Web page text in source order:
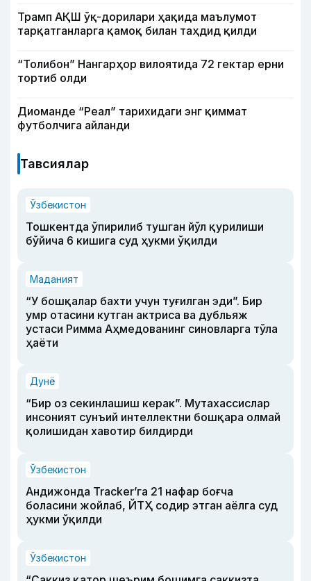
Трамп АҚШ ўқ-дорилари ҳақида маълумот
тарқатганларга қамоқ билан таҳдид қилди
“Толибон” Нангарҳор вилоятида 72 гектар ерни
тортиб олди
Диоманде “Реал” тарихидаги энг қиммат
футболчига айланди
Тавсиялар
Ўзбекистон
Тошкентда ўпирилиб тушган йўл қурилиши
бўйича 6 кишига суд ҳукми ўқилди
Маданият
“У бошқалар бахти учун туғилган эди”. Бир
умр отасини кутган актриса ва дубльяж
устаси Римма Аҳмедованинг синовларга тўла
ҳаёти
Дунё
“Бир оз секинлашиш керак”. Мутахассислар
инсоният сунъий интеллектни бошқара олмай
қолишидан хавотир билдирди
Ўзбекистон
Андижонда Tracker’га 21 нафар боғча
боласини жойлаб, ЙТҲ содир этган аёлга суд
ҳукми ўқилди
Ўзбекистон